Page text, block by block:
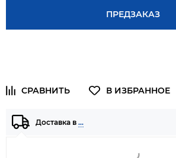
ПРЕДЗАКАЗ
Доставка в …